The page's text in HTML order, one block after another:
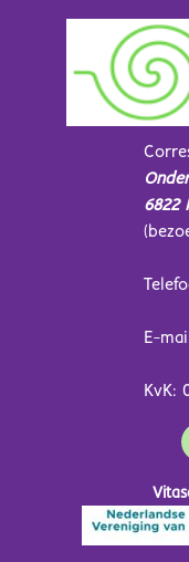
6822
E-
KvK: